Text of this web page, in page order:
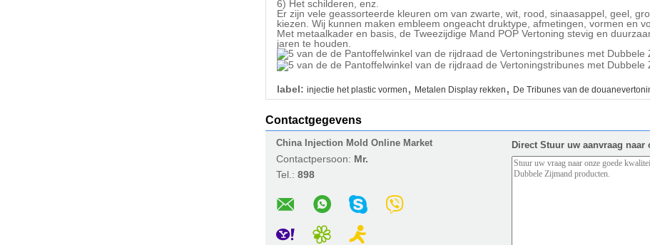
6) Het schilderen, enz.
Er zijn vele geassorteerde kleuren om van zwarte, wit, rood, sinaasappel, geel,
kiezen. Wij kunnen maken embleem ongeacht druktype, afmetingen, vormen en
Met metaalkader en basis, de Tweezijdige Mand POP Vertoning stevig en
jaren te houden.
label: injectie het plastic vormen , Metalen Display rekken , De Tribunes van de
Contactgegevens
China Injection Mold Online Market
Contactpersoon: Mr.
Tel.: 898
Direct Stuur uw aanvraag naar